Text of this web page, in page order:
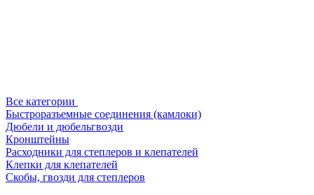
Все категории
Быстроразъемные соединения (камлоки)
Дюбели и дюбельгвозди
Кронштейны
Расходники для степлеров и клепателей
Клепки для клепателей
Скобы, гвозди для степлеров